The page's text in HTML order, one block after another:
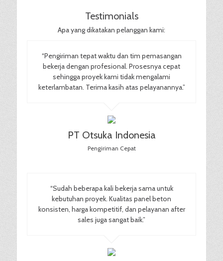
Testimonials
Apa yang dikatakan pelanggan kami:
“Pengiriman tepat waktu dan tim pemasangan
bekerja dengan profesional. Prosesnya cepat
sehingga proyek kami tidak mengalami
keterlambatan. Terima kasih atas pelayanannya.”
PT Otsuka Indonesia
Pengiriman Cepat
“Sudah beberapa kali bekerja sama untuk
kebutuhan proyek. Kualitas panel beton
konsisten, harga kompetitif, dan pelayanan after
sales juga sangat baik.”